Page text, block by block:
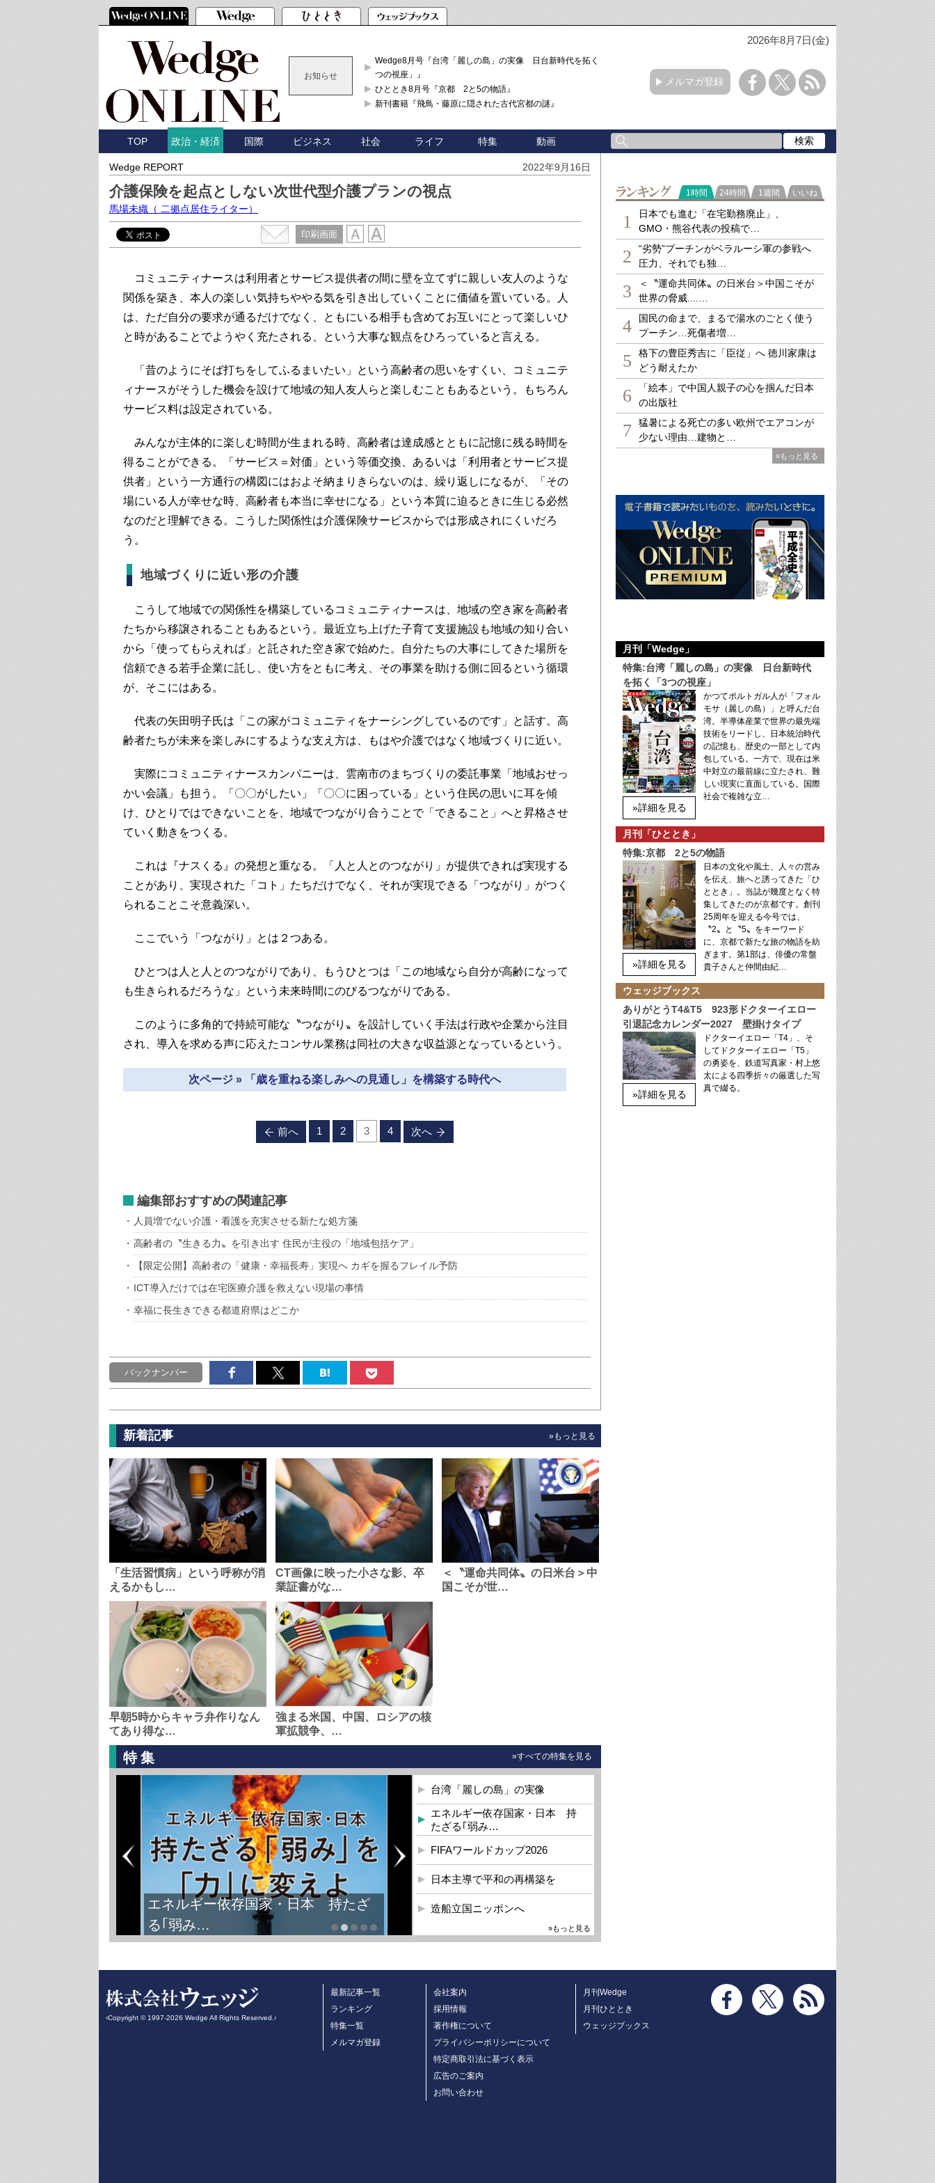
2026年8月7日(金)
お知らせ
Wedge8月号『台湾「麗しの島」の実像 日台新時代を拓く「3
つの視座」』
ひととき8月号『京都 2と5の物語』
新刊書籍『飛鳥・藤原に隠された古代宮都の謎』
メルマガ登録
TOP 政治・経済 国際 ビジネス 社会 ライフ 特集 動画
Wedge REPORT 2022年9月16日
介護保険を起点としない次世代型介護プランの視点
馬場未織 （ 二拠点居住ライター）
印刷画面
コミュニティナースは利用者とサービス提供者の間に壁を立てずに親しい友人のような
関係を築き、本人の楽しい気持ちややる気を引き出していくことに価値を置いている。人
は、ただ自分の要求が通るだけでなく、ともにいる相手も含めてお互いにとって楽しいひ
と時があることでようやく充たされる、という大事な観点をひろっていると言える。
「昔のようにそば打ちをしてふるまいたい」という高齢者の思いをすくい、コミュニテ
ィナースがそうした機会を設けて地域の知人友人らと楽しむこともあるという。もちろん
サービス料は設定されている。
みんなが主体的に楽しむ時間が生まれる時、高齢者は達成感とともに記憶に残る時間を
得ることができる。「サービス＝対価」という等価交換、あるいは「利用者とサービス提
供者」という一方通行の構図にはおよそ納まりきらないのは、繰り返しになるが、「その
場にいる人が幸せな時、高齢者も本当に幸せになる」という本質に迫るときに生じる必然
なのだと理解できる。こうした関係性は介護保険サービスからでは形成されにくいだろ
う。
地域づくりに近い形の介護
こうして地域での関係性を構築しているコミュニティナースは、地域の空き家を高齢者
たちから移譲されることもあるという。最近立ち上げた子育て支援施設も地域の知り合い
から「使ってもらえれば」と託された空き家で始めた。自分たちの大事にしてきた場所を
信頼できる若手企業に託し、使い方をともに考え、その事業を助ける側に回るという循環
が、そこにはある。
代表の矢田明子氏は「この家がコミュニティをナーシングしているのです」と話す。高
齢者たちが未来を楽しみにするような支え方は、もはや介護ではなく地域づくりに近い。
実際にコミュニティナースカンパニーは、雲南市のまちづくりの委託事業「地域おせっ
かい会議」も担う。「〇〇がしたい」「〇〇に困っている」という住民の思いに耳を傾
け、ひとりではできないことを、地域でつながり合うことで「できること」へと昇格させ
ていく動きをつくる。
これは『ナスくる』の発想と重なる。「人と人とのつながり」が提供できれば実現する
ことがあり、実現された「コト」たちだけでなく、それが実現できる「つながり」がつく
られることこそ意義深い。
ここでいう「つながり」とは２つある。
ひとつは人と人とのつながりであり、もうひとつは「この地域なら自分が高齢になって
も生きられるだろうな」という未来時間にのびるつながりである。
このように多角的で持続可能な〝つながり〟を設計していく手法は行政や企業から注目
され、導入を求める声に応えたコンサル業務は同社の大きな収益源となっているという。
次ページ » 「歳を重ねる楽しみへの見通し」を構築する時代へ
前へ 1 2 3 4 次へ
編集部おすすめの関連記事
人員増でない介護・看護を充実させる新たな処方箋
高齢者の〝生きる力〟を引き出す 住民が主役の「地域包括ケア」
【限定公開】高齢者の「健康・幸福長寿」実現へ カギを握るフレイル予防
ICT導入だけでは在宅医療介護を救えない現場の事情
幸福に長生きできる都道府県はどこか
バックナンバー
新着記事 »もっと見る
「生活習慣病」という呼称が消
えるかもし…
CT画像に映った小さな影、卒
業証書がな…
＜〝運命共同体〟の日米台＞中
国こそが世…
早朝5時からキャラ弁作りなん
てあり得な…
強まる米国、中国、ロシアの核
軍拡競争、…
特集 »すべての特集を見る
エネルギー依存国家・日本 持たざ
る｢弱み…
台湾「麗しの島」の実像
エネルギー依存国家・日本 持
たざる｢弱み…
FIFAワールドカップ2026
日本主導で平和の再構築を
造船立国ニッポンへ
»もっと見る
ランキング
1時間 24時間 1週間 いいね
1
日本でも進む「在宅勤務廃止」、
GMO・熊谷代表の投稿で…
2
“劣勢”プーチンがベラルーシ軍の参戦へ
圧力、それでも独…
3
＜〝運命共同体〟の日米台＞中国こそが
世界の脅威....…
4
国民の命まで、まるで湯水のごとく使う
プーチン…死傷者増…
5
格下の豊臣秀吉に「臣従」へ 徳川家康は
どう耐えたか
6
「絵本」で中国人親子の心を掴んだ日本
の出版社
7
猛暑による死亡の多い欧州でエアコンが
少ない理由…建物と…
»もっと見る
月刊「Wedge」
特集:台湾「麗しの島」の実像 日台新時代
を拓く「3つの視座」
»詳細を見る
かつてポルトガル人が「フォル
モサ（麗しの島）」と呼んだ台
湾。半導体産業で世界の最先端
技術をリードし、日本統治時代
の記憶も、歴史の一部として内
包している。一方で、現在は米
中対立の最前線に立たされ、難
しい現実に直面している。国際
社会で複雑な立…
月刊「ひととき」
特集:京都 2と5の物語
»詳細を見る
日本の文化や風土、人々の営み
を伝え、旅へと誘ってきた「ひ
ととき」。当誌が幾度となく特
集してきたのが京都です。創刊
25周年を迎える今号では、
〝2〟と〝5〟をキーワード
に、京都で新たな旅の物語を紡
ぎます。第1部は、俳優の常盤
貴子さんと仲間由紀…
ウェッジブックス
ありがとうT4&T5 923形ドクターイエロー
引退記念カレンダー2027 壁掛けタイプ
»詳細を見る
ドクターイエロー「T4」、そ
してドクターイエロー「T5」
の勇姿を、鉄道写真家・村上悠
太による四季折々の厳選した写
真で綴る。
‹Copyright © 1997-2026 Wedge All Rights Reserved.›
最新記事一覧
ランキング
特集一覧
メルマガ登録
会社案内
採用情報
著作権について
プライバシーポリシーについて
特定商取引法に基づく表示
広告のご案内
お問い合わせ
月刊Wedge
月刊ひととき
ウェッジブックス